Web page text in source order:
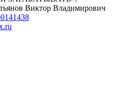
Виктор Владимирович